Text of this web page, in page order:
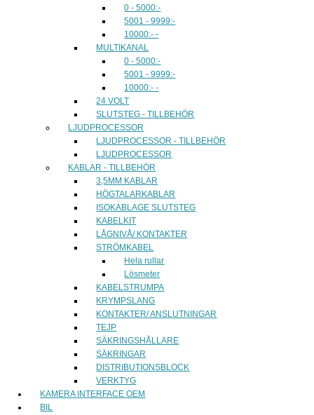
0 - 5000:-
5001 - 9999:-
10000:- -
MULTIKANAL
0 - 5000:-
5001 - 9999:-
10000:- -
24 VOLT
SLUTSTEG - TILLBEHÖR
LJUDPROCESSOR
LJUDPROCESSOR - TILLBEHÖR
LJUDPROCESSOR
KABLAR - TILLBEHÖR
3,5MM KABLAR
HÖGTALARKABLAR
ISOKABLAGE SLUTSTEG
KABELKIT
LÅGNIVÅ/ KONTAKTER
STRÖMKABEL
Hela rullar
Lösmeter
KABELSTRUMPA
KRYMPSLANG
KONTAKTER/ ANSLUTNINGAR
TEJP
SÄKRINGSHÅLLARE
SÄKRINGAR
DISTRIBUTIONSBLOCK
VERKTYG
KAMERA INTERFACE OEM
BIL